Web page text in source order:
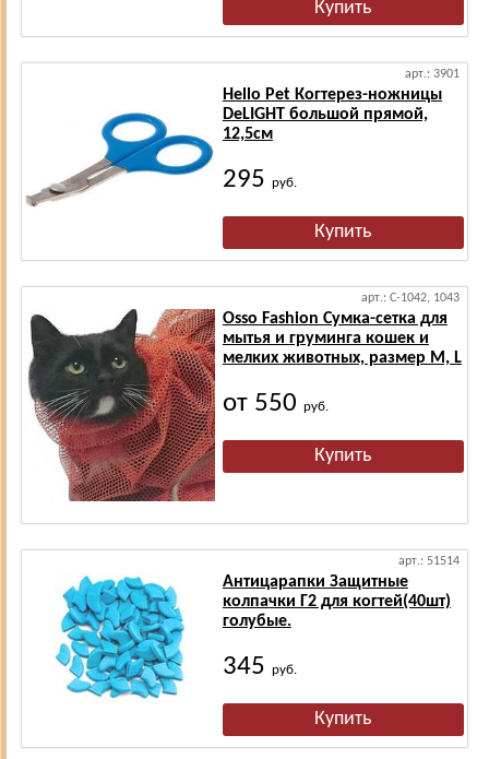
арт.: 3901
Hello Pet Когтерез-ножницы
DeLIGHT большой прямой,
12,5см
295 руб.
арт.: С-1042, 1043
Osso Fashion Сумка-сетка для
мытья и груминга кошек и
мелких животных, размер M, L
от 550 руб.
арт.: 51514
Антицарапки Защитные
колпачки Г2 для когтей(40шт)
голубые.
345 руб.